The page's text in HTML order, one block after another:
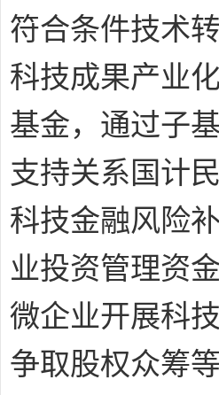
符合条件技术
科技成果产业
基金，通过子
支持关系国计
科技金融风险
业投资管理资
微企业开展科
争取股权众筹